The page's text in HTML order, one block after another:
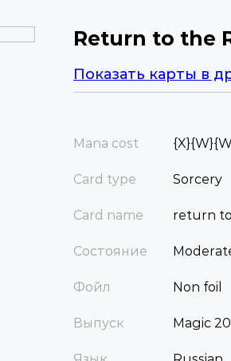
Return to the
Показать карты в
Mana cost
Card type Sorcery
Card name return
Состояние
Фойл Non foil
Выпуск Magic